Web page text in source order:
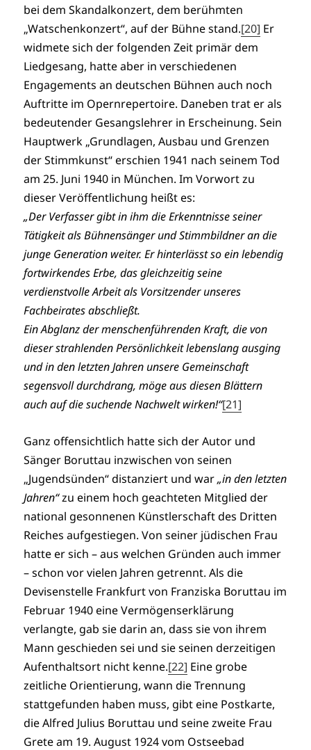
bei dem Skandalkonzert, dem berühmten
„Watschenkonzert“, auf der Bühne stand.[20] Er
widmete sich der folgenden Zeit primär dem
Liedgesang, hatte aber in verschiedenen
Engagements an deutschen Bühnen auch noch
Auftritte im Opernrepertoire. Daneben trat er als
bedeutender Gesangslehrer in Erscheinung. Sein
Hauptwerk „Grundlagen, Ausbau und Grenzen
der Stimmkunst“ erschien 1941 nach seinem Tod
am 25. Juni 1940 in München. Im Vorwort zu
dieser Veröffentlichung heißt es:
„Der Verfasser gibt in ihm die Erkenntnisse seiner
Tätigkeit als Bühnensänger und Stimmbildner an die
junge Generation weiter. Er hinterlässt so ein lebendig
fortwirkendes Erbe, das gleichzeitig seine
verdienstvolle Arbeit als Vorsitzender unseres
Fachbeirates abschließt.
Ein Abglanz der menschenführenden Kraft, die von
dieser strahlenden Persönlichkeit lebenslang ausging
und in den letzten Jahren unsere Gemeinschaft
segensvoll durchdrang, möge aus diesen Blättern
auch auf die suchende Nachwelt wirken!“[21]
Ganz offensichtlich hatte sich der Autor und
Sänger Boruttau inzwischen von seinen
„Jugendsünden“ distanziert und war„in den letzten
Jahren“zu einem hoch geachteten Mitglied der
national gesonnenen Künstlerschaft des Dritten
Reiches aufgestiegen. Von seiner jüdischen Frau
hatte er sich – aus welchen Gründen auch immer
– schon vor vielen Jahren getrennt. Als die
Devisenstelle Frankfurt von Franziska Boruttau im
Februar 1940 eine Vermögenserklärung
verlangte, gab sie darin an, dass sie von ihrem
Mann geschieden sei und sie seinen derzeitigen
Aufenthaltsort nicht kenne.[22] Eine grobe
zeitliche Orientierung, wann die Trennung
stattgefunden haben muss, gibt eine Postkarte,
die Alfred Julius Boruttau und seine zweite Frau
Grete am 19. August 1924 vom Ostseebad